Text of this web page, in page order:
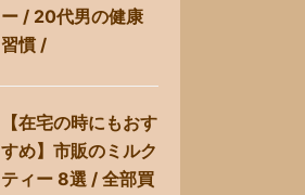
ー / 20代男の健康
習慣 /
【在宅の時にもおす
すめ】市販のミルク
ティー 8選 / 全部買